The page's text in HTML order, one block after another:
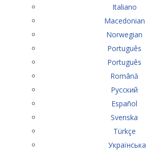
Italiano
Macedonian
Norwegian
Português
Português
Română
Русский
Español
Svenska
Türkçe
Українська